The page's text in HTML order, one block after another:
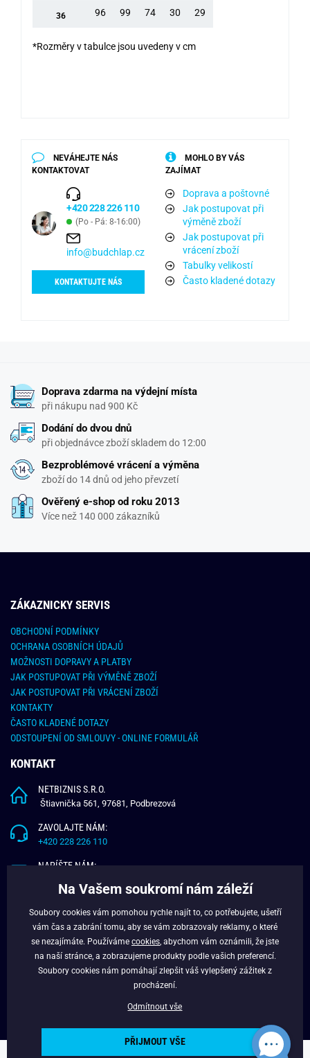
36 96 99 74 30 29
*Rozměry v tabulce jsou uvedeny v cm
NEVÁHEJTE NÁS
KONTAKTOVAT
+420 228 226 110
(Po - Pá: 8-16:00)
info@budchlap.cz
KONTAKTUJTE NÁS
MOHLO BY VÁS
ZAJÍMAT
Doprava a poštovné
Jak postupovat při
výměně zboží
Jak postupovat při
vrácení zboží
Tabulky velikostí
Často kladené dotazy
Doprava zdarma na výdejní místa
při nákupu nad 900 Kč
Dodání do dvou dnů
při objednávce zboží skladem do 12:00
Bezproblémové vrácení a výměna
zboží do 14 dnů od jeho převzetí
Ověřený e-shop od roku 2013
Více než 140 000 zákazníků
ZÁKAZNICKY SERVIS
OBCHODNÍ PODMÍNKY
OCHRANA OSOBNÍCH ÚDAJŮ
MOŽNOSTI DOPRAVY A PLATBY
JAK POSTUPOVAT PŘI VÝMĚNĚ ZBOŽÍ
JAK POSTUPOVAT PŘI VRÁCENÍ ZBOŽÍ
KONTAKTY
ČASTO KLADENÉ DOTAZY
ODSTOUPENÍ OD SMLOUVY - ONLINE FORMULÁŘ
KONTAKT
NETBIZNIS S.R.O.
Štiavnička 561, 97681, Podbrezová
ZAVOLAJTE NÁM:
+420 228 226 110
NAPÍŠTE NÁM:
O NÁS
VĚRNOSTNÍ PROGRAM
Copyright © 2024 - Budchlap.cz Všechna práva vyhrazena. webdesign ©
Na Vašem soukromí nám záleží
Soubory cookies vám pomohou rychle najít to, co potřebujete, ušetří
vám čas a zabrání tomu, aby se vám zobrazovaly reklamy, o které
se nezajímáte. Používáme cookies , abychom vám oznámili, že jste
na naší stránce, a zobrazujeme produkty podle vašich preferencí.
Soubory cookies nám pomáhají zlepšit váš vylepšený zážitek z
procházení.
Odmítnout vše
PŘIJMOUT VŠE